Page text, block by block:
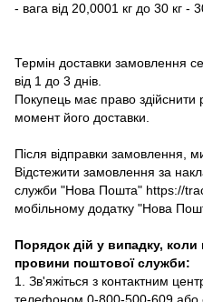
- вага від 20,0001 кг до 30 кг -
Термін доставки замовлення
від 1 до 3 днів.
Покупець має право
момент його доставки.
Після відправки замовлення,
Відстежити замовлення за
служби "Нова Пошта" https://
мобільному додатку "Нова
Порядок дій у випадку, коли
провини поштової служби:
1. Зв'яжіться з контактним